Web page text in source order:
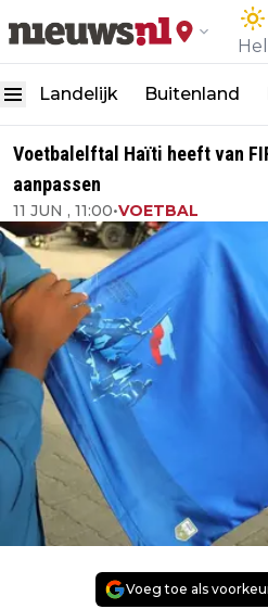
Landelijk Buitenland
Voetbalelftal Haïti heeft van
aanpassen
11 JUN , 11:00•VOETBAL
Voeg toe als